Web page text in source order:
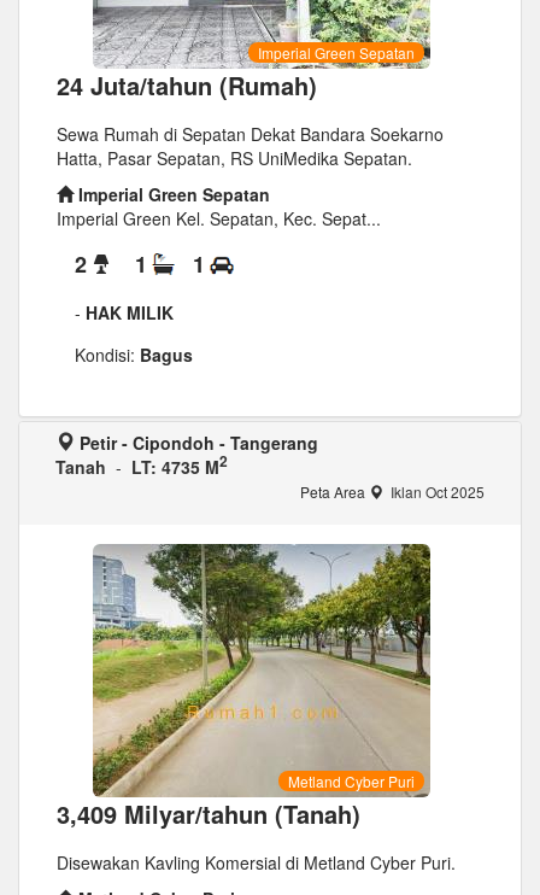
Imperial Green Sepatan
24 Juta/tahun (Rumah)
Sewa Rumah di Sepatan Dekat Bandara Soekarno
Hatta, Pasar Sepatan, RS UniMedika Sepatan.
Imperial Green Sepatan
Imperial Green Kel. Sepatan, Kec. Sepat...
2 1 1
- HAK MILIK
Kondisi: Bagus
Petir - Cipondoh - Tangerang
Tanah - LT: 4735 M2
Peta Area Iklan Oct 2025
Metland Cyber Puri
3,409 Milyar/tahun (Tanah)
Disewakan Kavling Komersial di Metland Cyber Puri.